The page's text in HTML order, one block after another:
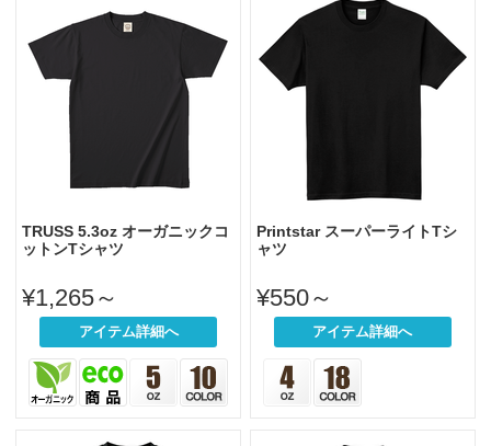
TRUSS 5.3oz オーガニックコ
ットンTシャツ
¥1,265～
アイテム詳細へ
Printstar スーパーライトTシ
ャツ
¥550～
アイテム詳細へ